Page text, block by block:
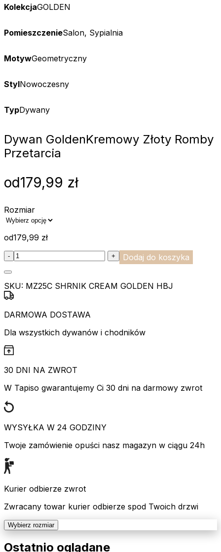
KolekcjaGOLDEN
PomieszczenieSalon, Sypialnia
MotywGeometryczny
StylNowoczesny
TypDywany
Dywan GoldenKremowy Złoty Romby
Przetarcia
od179,99 zł
Rozmiar
od179,99 zł
:product_name quantity
- + Dodaj do koszyka
SKU: MZ25C SHRNIK CREAM GOLDEN HBJ
DARMOWA DOSTAWA
Dla wszystkich dywanów i chodników
30 DNI NA ZWROT
W Tapiso gwarantujemy Ci 30 dni na darmowy zwrot
WYSYŁKA W 24 GODZINY
Twoje zamówienie opuści nasz magazyn w ciągu 24h
Kurier odbierze zwrot
Zwracany towar kurier odbierze spod Twoich drzwi
Wybierz rozmiar
Ostatnio oglądane